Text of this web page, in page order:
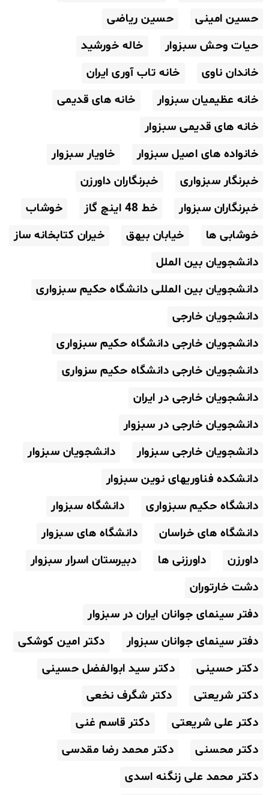
حسین امینی
حسین ریاضی
حیات وحش سبزوار
خاله خورشید
خاندان ناوی
خانه تاب آوری ایران
خانه عظیمیان سبزوار
خانه های قدیمی
خانه های قدیمی سبزوار
خانواده های اصیل سبزوار
خاویار سبزوار
خبرنگار سبزواری
خبرنگاران داورزن
خبرنگاران سبزوار
خط 48 اینچ گاز
خوشاب
خوشابی ها
خیابان بیهق
خیران کتابخانه ساز
دانشجویان بین الملل
دانشجویان بین المللی دانشگاه حکیم سبزواری
دانشجویان خارجی
دانشجویان خارجی دانشگاه حکیم سبزواری
دانشجویان خارجی دانشگاه حکیم سزواری
دانشجویان خارجی در ایران
دانشجویان خارجی در سبزوار
دانشجویان خارجی سبزوار
دانشجویان سبزوار
دانشکده فناوریهای نوین سبزوار
دانشگاه حکیم سبزواری
دانشگاه سبزوار
دانشگاه های خراسان
دانشگاه های سبزوار
داورزن
داورزنی ها
دبیرستان اسرار سبزوار
دشت خارتوران
دفتر سینمای جوانان ایران در سبزوار
دفتر سینمای جوانان سبزوار
دکتر امین کوشکی
دکتر حسینی
دکتر سید ابوالفضل حسینی
دکتر شریعتی
دکتر شگرف نخعی
دکتر علی شریعتی
دکتر قاسم غنی
دکتر محسنی
دکتر محمد رضا مقدسی
دکتر محمد علی زنگنه اسدی